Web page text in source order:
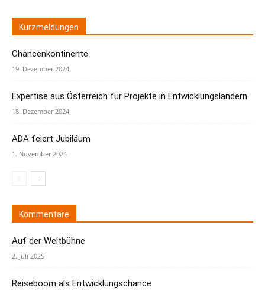
Kurzmeldungen
Chancenkontinente
19. Dezember 2024
Expertise aus Österreich für Projekte in Entwicklungsländern
18. Dezember 2024
ADA feiert Jubiläum
1. November 2024
Kommentare
Auf der Weltbühne
2. Juli 2025
Reiseboom als Entwicklungschance